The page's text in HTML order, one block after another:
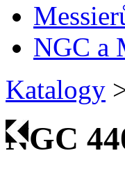
NGC a
Katalogy
NGC